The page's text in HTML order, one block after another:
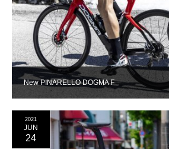
New PINARELLO DOGMA F
2021
JUN
24